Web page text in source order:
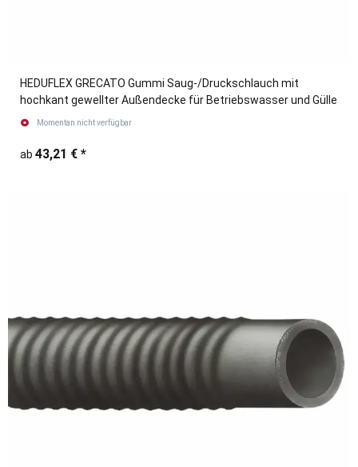
HEDUFLEX GRECATO Gummi Saug-/Druckschlauch mit
hochkant gewellter Außendecke für Betriebswasser und Gülle
Momentan nicht verfügbar
ab 43,21 € *